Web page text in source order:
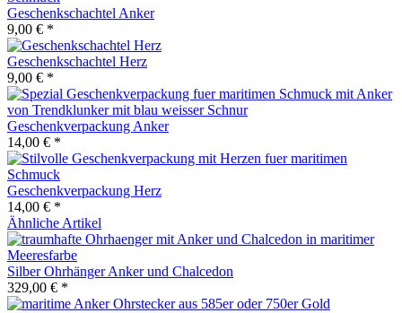
Geschenkschachtel Anker
9,00 € *
Geschenkschachtel Herz
9,00 € *
Geschenkverpackung Anker
14,00 € *
Geschenkverpackung Herz
14,00 € *
Ähnliche Artikel
Silber Ohrhänger Anker und Chalcedon
329,00 € *